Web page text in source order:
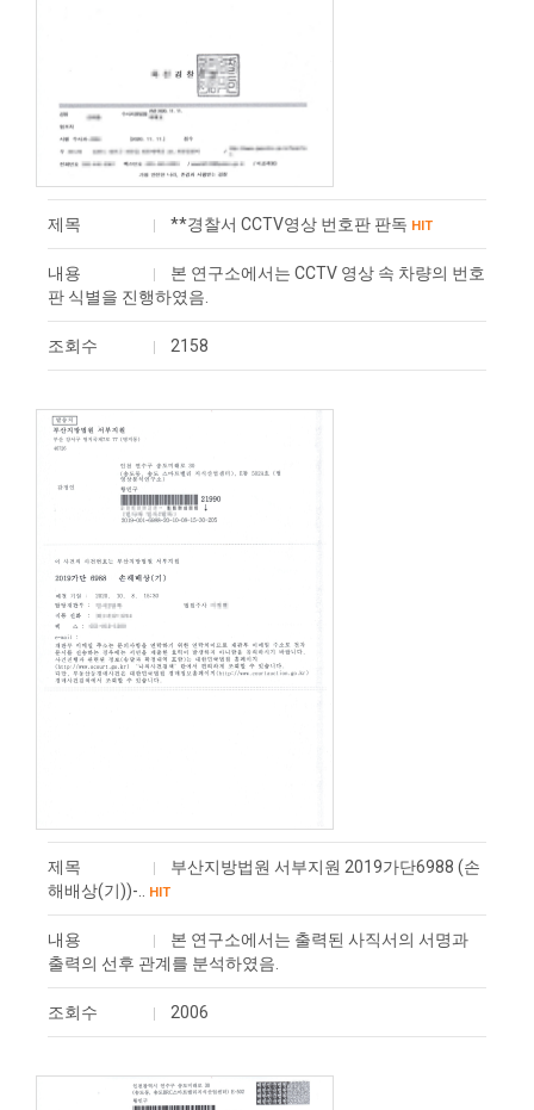
제목 **경찰서 CCTV영상 번호판 판독 HIT
내용
본 연구소에서는 CCTV 영상 속 차량의 번호
판 식별을 진행하였음.
조회수 2158
제목
부산지방법원 서부지원 2019가단6988 (손
해배상(기))-..
HIT
내용
본 연구소에서는 출력된 사직서의 서명과
출력의 선후 관계를 분석하였음.
조회수 2006